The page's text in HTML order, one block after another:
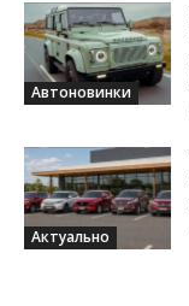
Автоновинки
Актуально